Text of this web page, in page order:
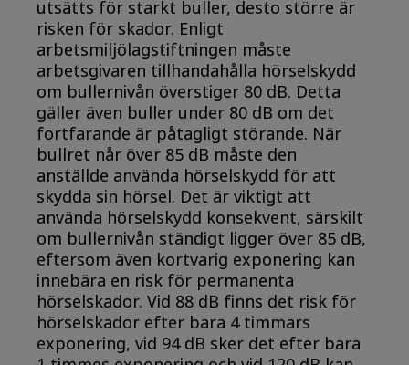
utsätts för starkt buller, desto större är
risken för skador. Enligt
arbetsmiljölagstiftningen måste
arbetsgivaren tillhandahålla hörselskydd
om bullernivån överstiger 80 dB. Detta
gäller även buller under 80 dB om det
fortfarande är påtagligt störande. När
bullret når över 85 dB måste den
anställde använda hörselskydd för att
skydda sin hörsel. Det är viktigt att
använda hörselskydd konsekvent, särskilt
om bullernivån ständigt ligger över 85 dB,
eftersom även kortvarig exponering kan
innebära en risk för permanenta
hörselskador. Vid 88 dB finns det risk för
hörselskador efter bara 4 timmars
exponering, vid 94 dB sker det efter bara